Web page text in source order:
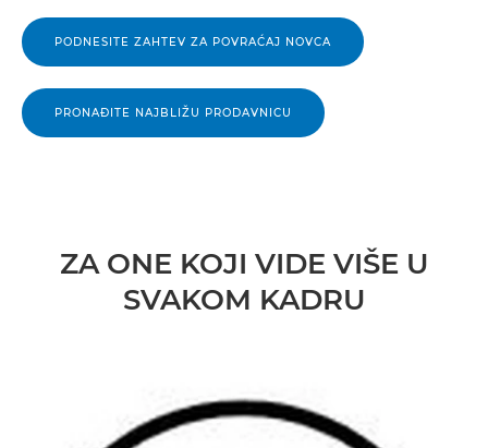
PODNESITE ZAHTEV ZA POVRAĆAJ NOVCA
PRONAĐITE NAJBLIŽU PRODAVNICU
ZA ONE KOJI VIDE VIŠE U
SVAKOM KADRU